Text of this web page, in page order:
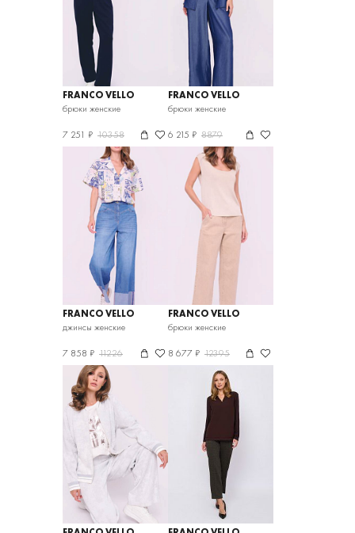
FRANCO VELLO
брюки женские
7 251 ₽ 10358
FRANCO VELLO
брюки женские
6 215 ₽ 8879
FRANCO VELLO
джинсы женские
7 858 ₽ 11226
FRANCO VELLO
брюки женские
8 677 ₽ 12395